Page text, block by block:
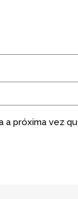
a próxima vez